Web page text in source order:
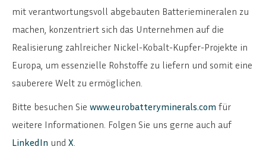
ENGLISH SVENSKA
mit verantwortungsvoll abgebauten Batteriemineralen zu
machen, konzentriert sich das Unternehmen auf die
Realisierung zahlreicher Nickel-Kobalt-Kupfer-Projekte in
Europa, um essenzielle Rohstoffe zu liefern und somit eine
sauberere Welt zu ermöglichen.
Bitte besuchen Sie www.eurobatteryminerals.com für
weitere Informationen. Folgen Sie uns gerne auch auf
LinkedIn und X